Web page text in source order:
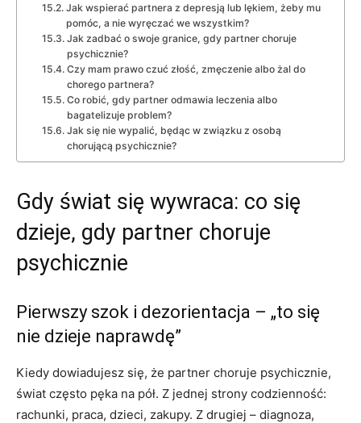
Jak wspierać partnera z depresją lub lękiem, żeby mu
pomóc, a nie wyręczać we wszystkim?
Jak zadbać o swoje granice, gdy partner choruje
psychicznie?
Czy mam prawo czuć złość, zmęczenie albo żal do
chorego partnera?
Co robić, gdy partner odmawia leczenia albo
bagatelizuje problem?
Jak się nie wypalić, będąc w związku z osobą
chorującą psychicznie?
Gdy świat się wywraca: co się
dzieje, gdy partner choruje
psychicznie
Pierwszy szok i dezorientacja – „to się
nie dzieje naprawdę”
Kiedy dowiadujesz się, że partner choruje psychicznie,
świat często pęka na pół. Z jednej strony codzienność:
rachunki, praca, dzieci, zakupy. Z drugiej – diagnoza,